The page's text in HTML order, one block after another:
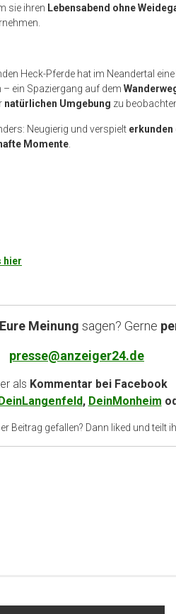
sie ihren Lebensabend ohne
Heck-Pferde hat im Neandertal eine
ein Spaziergang auf dem
natürlichen Umgebung zu
Neugierig und verspielt erkunden
Momente.
hier
Eure Meinung sagen? Gerne
presse@anzeiger24.de
als Kommentar bei Facebook
DeinLangenfeld, DeinMonheim
Beitrag gefallen? Dann liked und teilt